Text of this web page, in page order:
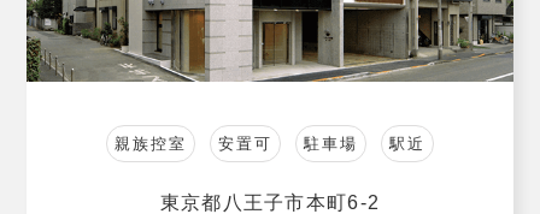
親族控室 安置可 駐車場 駅近
東京都八王子市本町6-2